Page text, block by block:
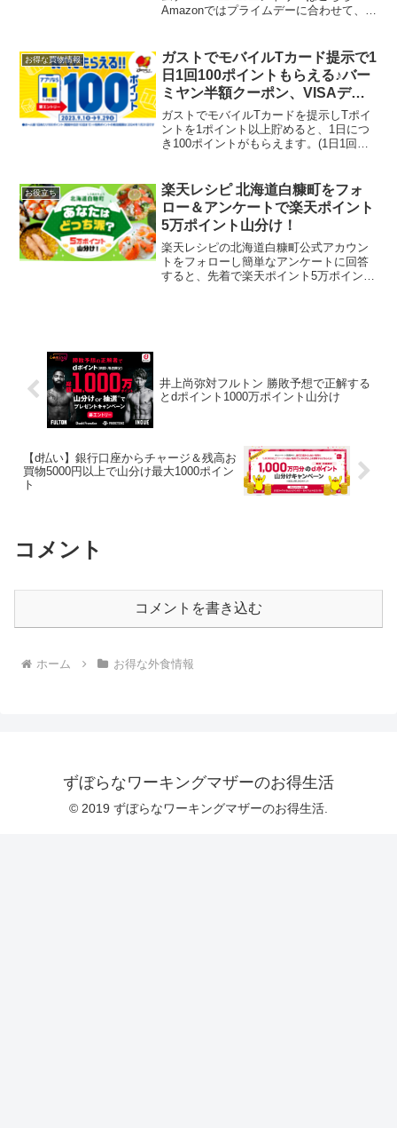
Amazonではプライムデーに合わせて、サ
りますので、まずは対象かどうかチェッ
クしてみ...
お得な買物情報
ガストでモバイルTカード提示で1
日1回100ポイントもらえる♪バー
ミヤン半額クーポン、VISAデビ
ットタッチ決済で1000円還元
ガストでモバイルTカードを提示しTポイ
ントを1ポイント以上貯めると、1日につ
き100ポイントがもらえます。(1日1回、
ぶ葉、ジョナサンが対象）しおPayさん
のバーミ...
お役立ち
楽天レシピ 北海道白糠町をフォ
ロー＆アンケートで楽天ポイント
5万ポイント山分け！
楽天レシピの北海道白糠町公式アカウン
トをフォローし簡単なアンケートに回答
すると、先着で楽天ポイント5万ポイント
井上尚弥対フルトン 勝敗予想で正解する
とdポイント1000万ポイント山分け
【d払い】銀行口座からチャージ＆残高お
買物5000円以上で山分け最大1000ポイン
ト
コメント
コメントを書き込む
ホーム お得な外食情報
ずぼらなワーキングマザーのお得生活
© 2019 ずぼらなワーキングマザーのお得生活.